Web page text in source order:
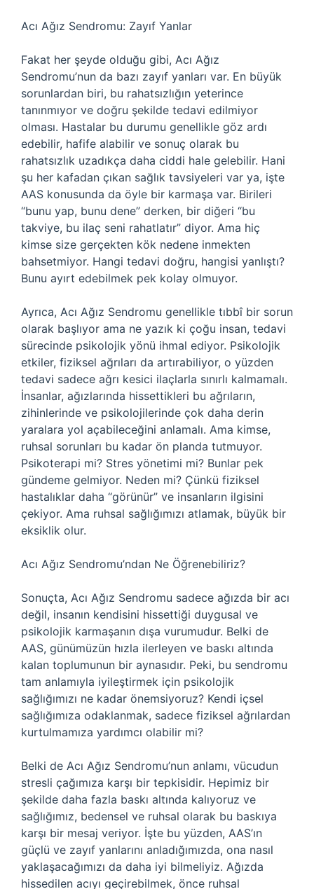
Acı Ağız Sendromu: Zayıf Yanlar
Fakat her şeyde olduğu gibi, Acı Ağız
Sendromu’nun da bazı zayıf yanları var. En büyük
sorunlardan biri, bu rahatsızlığın yeterince
tanınmıyor ve doğru şekilde tedavi edilmiyor
olması. Hastalar bu durumu genellikle göz ardı
edebilir, hafife alabilir ve sonuç olarak bu
rahatsızlık uzadıkça daha ciddi hale gelebilir. Hani
şu her kafadan çıkan sağlık tavsiyeleri var ya, işte
AAS konusunda da öyle bir karmaşa var. Birileri
“bunu yap, bunu dene” derken, bir diğeri “bu
takviye, bu ilaç seni rahatlatır” diyor. Ama hiç
kimse size gerçekten kök nedene inmekten
bahsetmiyor. Hangi tedavi doğru, hangisi yanlıştı?
Bunu ayırt edebilmek pek kolay olmuyor.
Ayrıca, Acı Ağız Sendromu genellikle tıbbî bir sorun
olarak başlıyor ama ne yazık ki çoğu insan, tedavi
sürecinde psikolojik yönü ihmal ediyor. Psikolojik
etkiler, fiziksel ağrıları da artırabiliyor, o yüzden
tedavi sadece ağrı kesici ilaçlarla sınırlı kalmamalı.
İnsanlar, ağızlarında hissettikleri bu ağrıların,
zihinlerinde ve psikolojilerinde çok daha derin
yaralara yol açabileceğini anlamalı. Ama kimse,
ruhsal sorunları bu kadar ön planda tutmuyor.
Psikoterapi mi? Stres yönetimi mi? Bunlar pek
gündeme gelmiyor. Neden mi? Çünkü fiziksel
hastalıklar daha “görünür” ve insanların ilgisini
çekiyor. Ama ruhsal sağlığımızı atlamak, büyük bir
eksiklik olur.
Acı Ağız Sendromu’ndan Ne Öğrenebiliriz?
Sonuçta, Acı Ağız Sendromu sadece ağızda bir acı
değil, insanın kendisini hissettiği duygusal ve
psikolojik karmaşanın dışa vurumudur. Belki de
AAS, günümüzün hızla ilerleyen ve baskı altında
kalan toplumunun bir aynasıdır. Peki, bu sendromu
tam anlamıyla iyileştirmek için psikolojik
sağlığımızı ne kadar önemsiyoruz? Kendi içsel
sağlığımıza odaklanmak, sadece fiziksel ağrılardan
kurtulmamıza yardımcı olabilir mi?
Belki de Acı Ağız Sendromu’nun anlamı, vücudun
stresli çağımıza karşı bir tepkisidir. Hepimiz bir
şekilde daha fazla baskı altında kalıyoruz ve
sağlığımız, bedensel ve ruhsal olarak bu baskıya
karşı bir mesaj veriyor. İşte bu yüzden, AAS’ın
güçlü ve zayıf yanlarını anladığımızda, ona nasıl
yaklaşacağımızı da daha iyi bilmeliyiz. Ağızda
hissedilen acıyı geçirebilmek, önce ruhsal